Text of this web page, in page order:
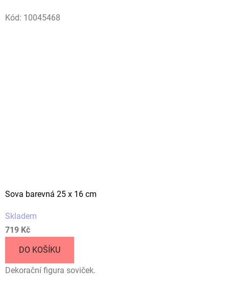
Kód: 10045468
Sova barevná 25 x 16 cm
Skladem
719 Kč
DO KOŠÍKU
Dekorační figura soviček.